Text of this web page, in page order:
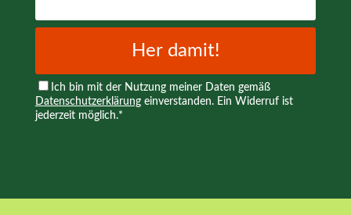
Her damit!
Ich bin mit der Nutzung meiner Daten gemäß
Datenschutzerklärungeinverstanden. Ein Widerruf ist
jederzeit möglich.*